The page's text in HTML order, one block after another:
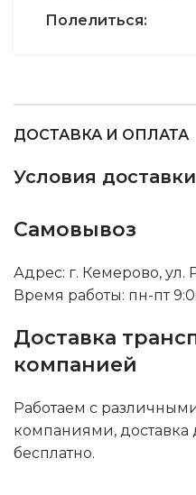
Полелиться:
ДОСТАВКА И ОПЛАТА
Условия доставки
Самовывоз
Адрес: г. Кемерово, ул.
Время работы: пн-пт
Доставка
компанией
Работаем с
компаниями, доставка
бесплатно.